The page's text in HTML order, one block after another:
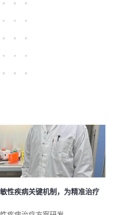
性疾病关键机制，为精准治疗